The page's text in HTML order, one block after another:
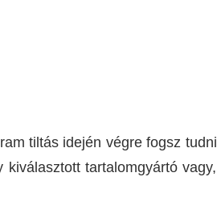
tiltás idején végre fogsz tudni
tartalomgyártó vagy,